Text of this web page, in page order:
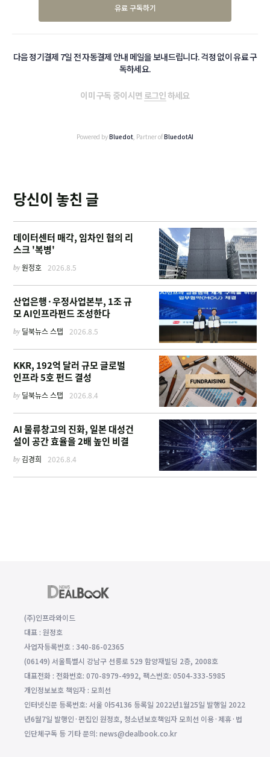
유료 구독하기
다음 정기결제 7일 전 자동결제 안내 메일을 보내드립니다. 걱정 없이 유료 구
독하세요.
이미 구독 중이시면 로그인하세요
Powered byBluedot , Partner ofBluedotAI
당신이 놓친 글
데이터센터 매각, 임차인 협의 리
스크 '복병'
by원정호 2026.8.5
산업은행·우정사업본부, 1조 규
모 AI인프라펀드 조성한다
by 딜북뉴스 스탭 2026.8.5
KKR, 192억 달러 규모 글로벌
인프라 5호 펀드 결성
by 딜북뉴스 스탭 2026.8.4
AI 물류창고의 진화, 일본 대성건
설이 공간 효율을 2배 높인 비결
by 김경희 2026.8.4
(주)인프라와이드
대표 : 원정호
사업자등록번호 : 340-86-02365
(06149) 서울특별시 강남구 선릉로 529 함양재빌딩 2층, 2008호
대표전화 : 전화번호: 070-8979-4992, 팩스번호: 0504-333-5985
개인정보보호 책임자 : 모희선
인터넷신문 등록번호: 서울 아54136 등록일 2022년1월25일 발행일 2022
년6월7일 발행인·편집인 원정호, 청소년보호책임자 모희선 이용·제휴·법
인단체구독 등 기타 문의: news@dealbook.co.kr